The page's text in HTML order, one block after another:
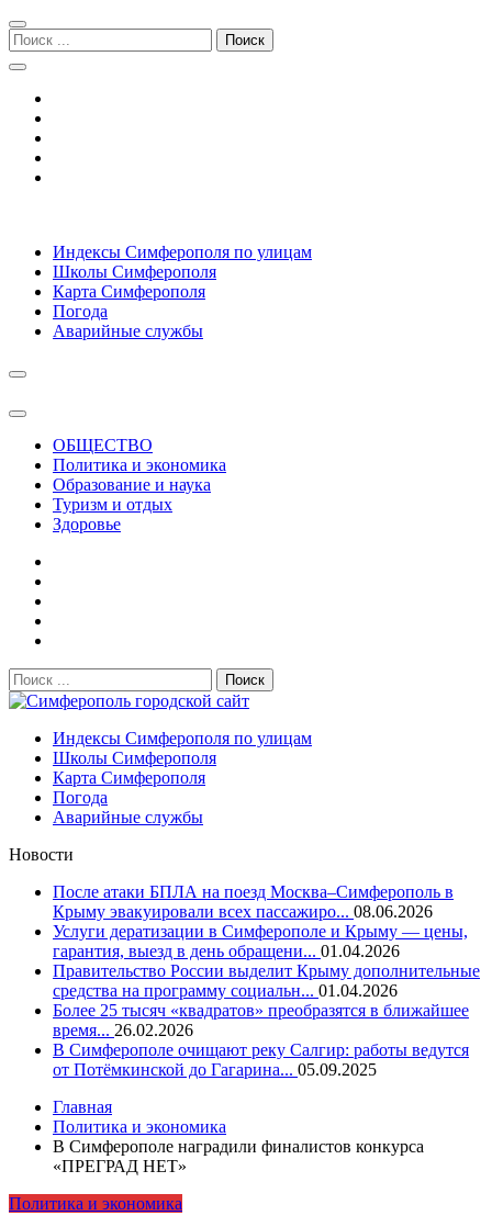
Перейти
к
навигации
Перейти
к
содержимому
Поиск:
Симферополь городской сайт
Индексы Симферополя по улицам
Школы Симферополя
Карта Симферополя
Погода
Аварийные службы
ОБЩЕСТВО
Политика и экономика
Образование и наука
Туризм и отдых
Здоровье
Поиск:
Симферополь городской сайт
Индексы Симферополя по улицам
Школы Симферополя
Карта Симферополя
Погода
Аварийные службы
Новости
После атаки БПЛА на поезд Москва–Симферополь в
Крыму эвакуировали всех пассажиро... 08.06.2026
Услуги дератизации в Симферополе и Крыму — цены,
гарантия, выезд в день обращени... 01.04.2026
Правительство России выделит Крыму дополнительные
средства на программу социальн... 01.04.2026
Более 25 тысяч «квадратов» преобразятся в ближайшее
время... 26.02.2026
В Симферополе очищают реку Салгир: работы ведутся
от Потёмкинской до Гагарина... 05.09.2025
Главная
Политика и экономика
В Симферополе наградили финалистов конкурса
«ПРЕГРАД НЕТ»
Политика и экономика